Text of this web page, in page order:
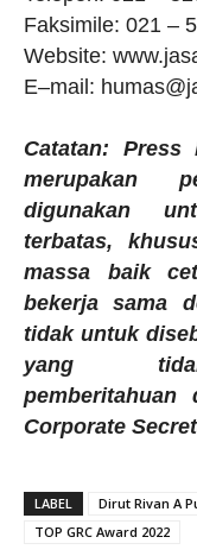
Faksimile: 021 –
Website:
E–mail:
Catatan: Press
merupakan
digunakan
terbatas,
massa baik
bekerja sama
tidak untuk
yang
Corporate
LABEL Dirut Rivan A
TOP GRC Award 2022